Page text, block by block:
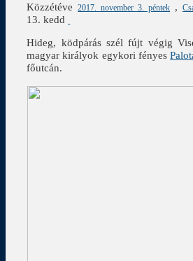
Közzétéve2017. november 3. péntek ,
13. kedd
Hideg, ködpárás szél fújt végig
magyar királyok egykori fényes
főutcán.